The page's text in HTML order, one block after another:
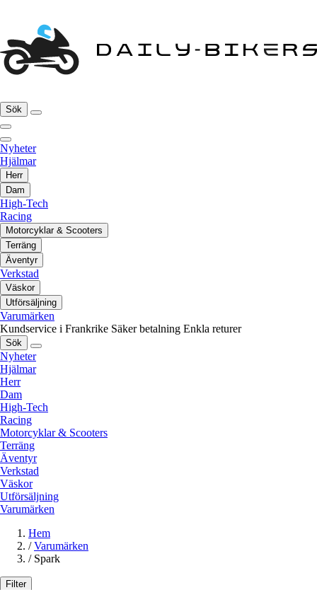
Sök
Nyheter
Hjälmar
Herr
Dam
High-Tech
Racing
Motorcyklar & Scooters
Terräng
Äventyr
Verkstad
Väskor
Utförsäljning
Varumärken
Kundservice i Frankrike Säker betalning Enkla returer
Sök
Nyheter
Hjälmar
Herr
Dam
High-Tech
Racing
Motorcyklar & Scooters
Terräng
Äventyr
Verkstad
Väskor
Utförsäljning
Varumärken
Hem
/ Varumärken
/ Spark
Filter